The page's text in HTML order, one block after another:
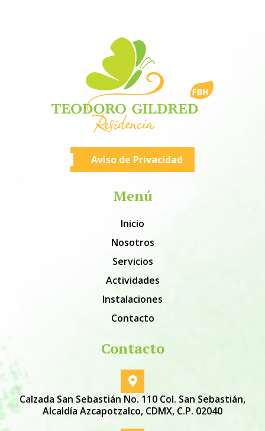
Aviso de Privacidad
Menú
Inicio
Nosotros
Servicios
Actividades
Instalaciones
Contacto
Contacto
Calzada San Sebastián No. 110 Col. San Sebastián,
Alcaldía Azcapotzalco, CDMX, C.P. 02040